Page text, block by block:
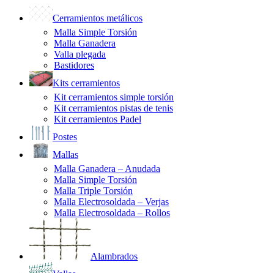
Cerramientos metálicos
Malla Simple Torsión
Malla Ganadera
Valla plegada
Bastidores
Kits cerramientos
Kit cerramientos simple torsión
Kit cerramientos pistas de tenis
Kit cerramientos Padel
Postes
Mallas
Malla Ganadera – Anudada
Malla Simple Torsión
Malla Triple Torsión
Malla Electrosoldada – Verjas
Malla Electrosoldada – Rollos
Alambrados